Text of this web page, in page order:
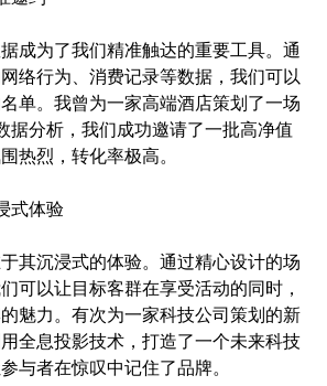
成为了我们精准触达的重要工具。通
络行为、消费记录等数据，我们可以
单。我曾为一家高端酒店策划了一场
据分析，我们成功邀请了一批高净值
热烈，转化率极高。
式体验
其沉浸式的体验。通过精心设计的场
可以让目标客群在享受活动的同时，
魅力。有次为一家科技公司策划的新
全息投影技术，打造了一个未来科技
与者在惊叹中记住了品牌。